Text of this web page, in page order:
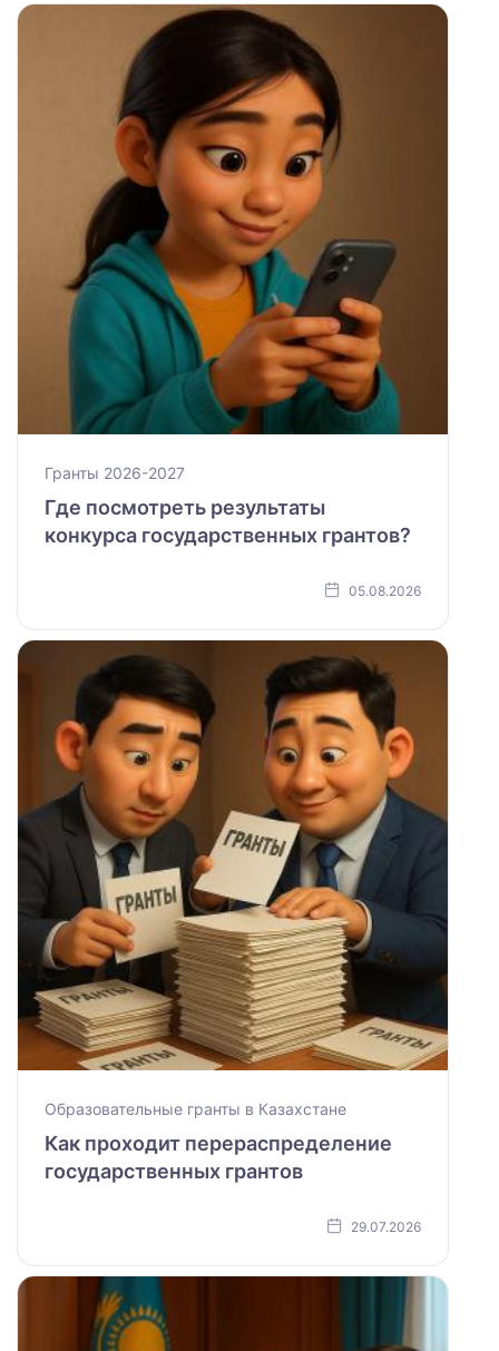
Гранты 2026-2027
Где посмотреть результаты
конкурса государственных грантов?
05.08.2026
Образовательные гранты в Казахстане
Как проходит перераспределение
государственных грантов
29.07.2026